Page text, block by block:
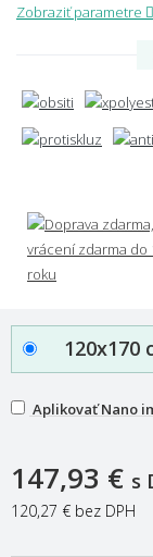
Zobraziť parametre
120x170
Aplikovať Nano
147,93 € s
120,27 € bez DPH